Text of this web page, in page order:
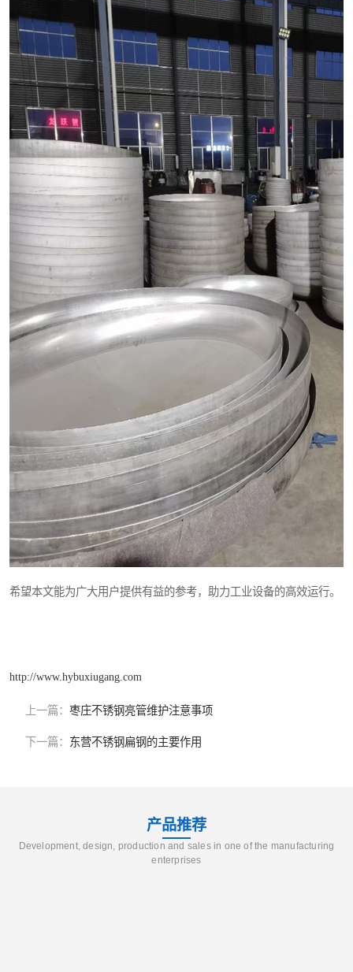
希望本文能为广大用户提供有益的参考，助力工业设备的高效运行。
http://www.hybuxiugang.com
上一篇： 枣庄不锈钢亮管维护注意事项
下一篇： 东营不锈钢扁钢的主要作用
产品推荐
Development, design, production and sales in one of the manufacturing
enterprises